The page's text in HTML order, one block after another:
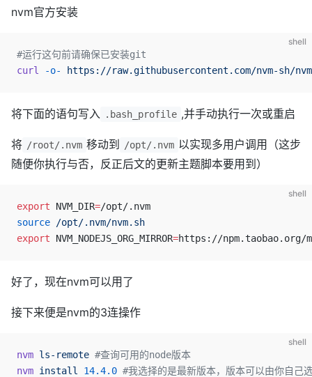
nvm官方安装
shell
#运行这句前请确保已安装git
curl
-o- https://raw.githubusercontent.com/nvm-sh/
将下面的语句写入 .bash_profile ,并手动执行一次或重启
将 /root/.nvm 移动到 /opt/.nvm 以实现多用户调用（这步
随便你执行与否，反正后文的更新主题脚本要用到）
shell
export NVM_DIR=/opt/.nvm
source /opt/.nvm/nvm.sh
export NVM_NODEJS_ORG_MIRROR=https://
好了，现在nvm可以用了
接下来便是nvm的3连操作
shell
nvm ls-remote #查询可用的node版本
nvm install 14.4.0 #我选择的是最新版本，版本可以由你自己